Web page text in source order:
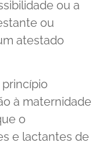
ou a
ou
atestado
à maternidade
o
e lactantes de